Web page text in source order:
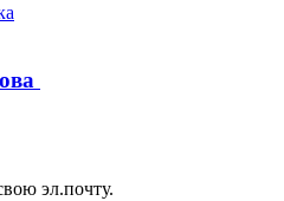
эл.почту.